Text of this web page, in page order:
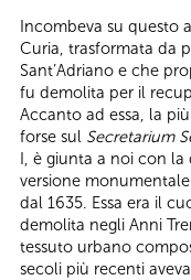
Incombeva su questo
Curia, trasformata da
Sant’Adriano e che
fu demolita per il
Accanto ad essa, la
forse sul Secretarium
I, è giunta a noi con la
versione
dal 1635. Essa era il
demolita negli Anni
tessuto urbano
secoli più recenti